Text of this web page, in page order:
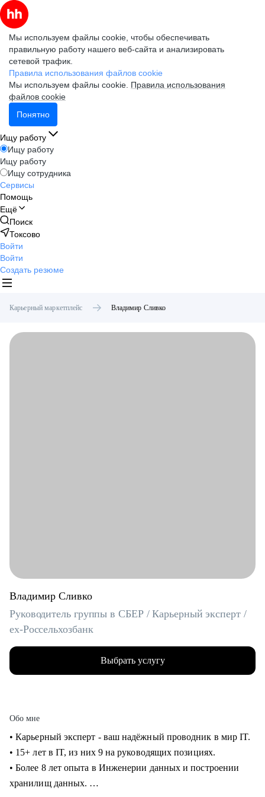
Мы используем файлы cookie, чтобы обеспечивать
правильную работу нашего веб-сайта и анализировать
сетевой трафик.
Правила использования файлов cookie
Мы используем файлы cookie. Правила использования
файлов cookie
Понятно
Ищу работу
Ищу работу
Ищу работу
Ищу сотрудника
Сервисы
Помощь
Ещё
Поиск
Токсово
Войти
Войти
Создать резюме
Карьерный маркетплейс Владимир Сливко
Владимир Сливко
Руководитель группы в СБЕР / Карьерный эксперт /
ex-Россельхозбанк
Выбрать услугу
Обо мне
• Карьерный эксперт - ваш надёжный проводник в мир IT.
• 15+ лет в IT, из них 9 на руководящих позициях.
• Более 8 лет опыта в Инженерии данных и построении
хранилищ данных.